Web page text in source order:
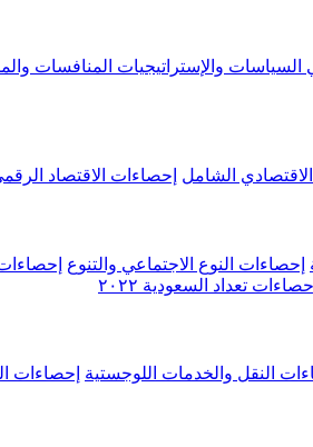
السياسات والإستراتيجيات المنافسات
الشامل إحصاءات الاقتصاد
إحصاءات النوع الاجتماعي والتنوع
إحصاءات تعداد السعودية ٢٠٢٢
النقل والخدمات اللوجستية إحصاءات